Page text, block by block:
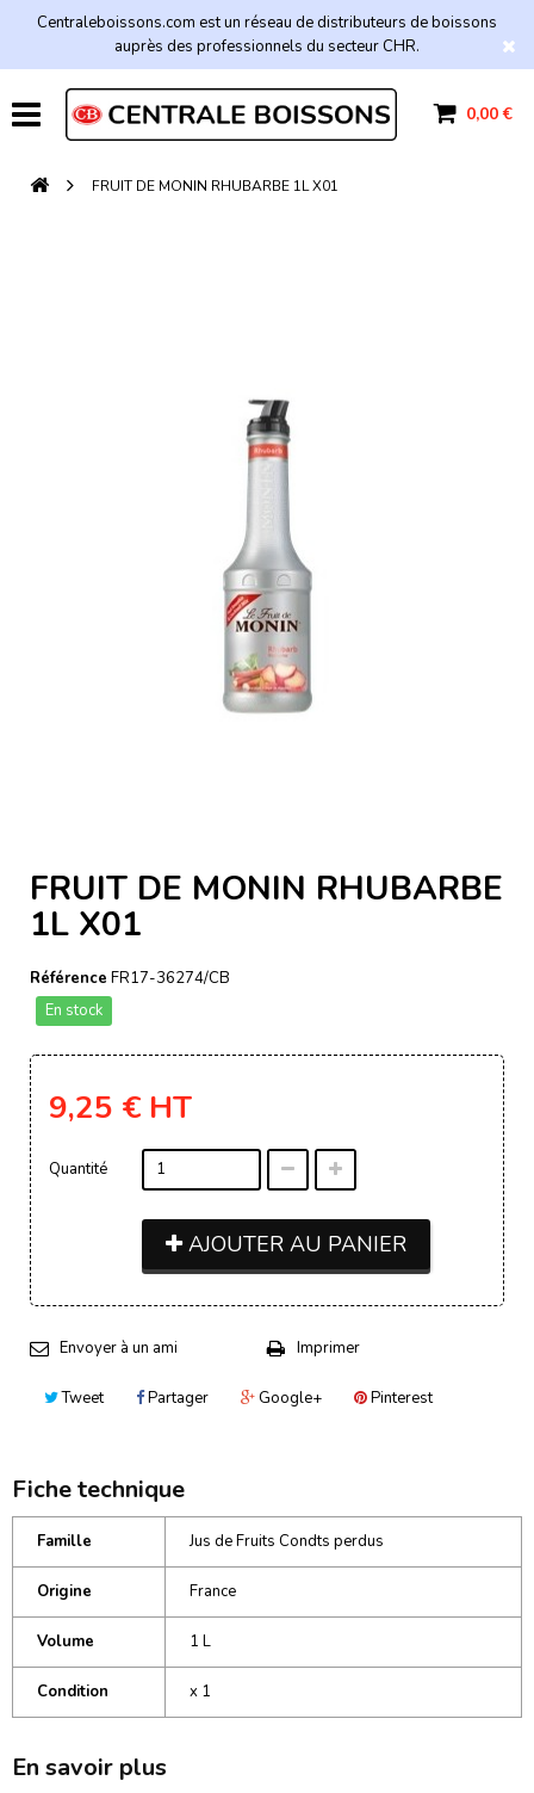
Centraleboissons.com est un réseau de distributeurs de boissons
auprès des professionnels du secteur CHR.
0,00 €
FRUIT DE MONIN RHUBARBE 1L X01
FRUIT DE MONIN RHUBARBE
1L X01
Référence FR17-36274/CB
En stock
9,25 € HT
Quantité
AJOUTER AU PANIER
Envoyer à un ami Imprimer
Tweet Partager Google+ Pinterest
Fiche technique
Famille Jus de Fruits Condts perdus
Origine France
Volume 1 L
Condition x 1
En savoir plus